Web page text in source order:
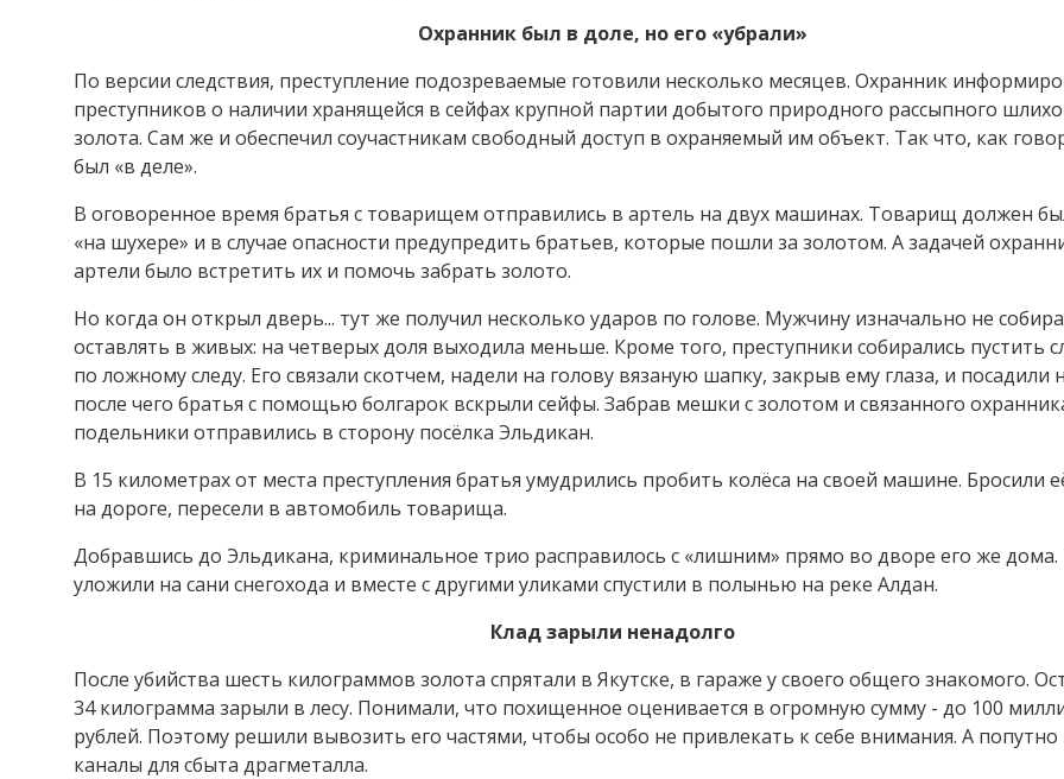
Охранник был в доле, но его «убрали»
По версии следствия, преступление подозреваемые готовили несколько месяцев. Охранник
преступников о наличии хранящейся в сейфах крупной партии добытого природного рассыпного
золота. Сам же и обеспечил соучастникам свободный доступ в охраняемый им объект. Так что, как
был «в деле».
В оговоренное время братья с товарищем отправились в артель на двух машинах. Товарищ должен
«на шухере» и в случае опасности предупредить братьев, которые пошли за золотом. А задачей
артели было встретить их и помочь забрать золото.
Но когда он открыл дверь... тут же получил несколько ударов по голове. Мужчину изначально не
оставлять в живых: на четверых доля выходила меньше. Кроме того, преступники собирались пустить
по ложному следу. Его связали скотчем, надели на голову вязаную шапку, закрыв ему глаза, и посадили
после чего братья с помощью болгарок вскрыли сейфы. Забрав мешки с золотом и связанного
подельники отправились в сторону посёлка Эльдикан.
В 15 километрах от места преступления братья умудрились пробить колёса на своей машине. Бросили
на дороге, пересели в автомобиль товарища.
Добравшись до Эльдикана, криминальное трио расправилось с «лишним» прямо во дворе его же дома.
уложили на сани снегохода и вместе с другими уликами спустили в полынью на реке Алдан.
Клад зарыли ненадолго
После убийства шесть килограммов золота спрятали в Якутске, в гараже у своего общего знакомого.
34 килограмма зарыли в лесу. Понимали, что похищенное оценивается в огромную сумму - до 100
рублей. Поэтому решили вывозить его частями, чтобы особо не привлекать к себе внимания. А попутно
каналы для сбыта драгметалла.